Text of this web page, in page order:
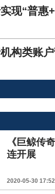
现“普惠
构类账
《巨鲸传
连开展
2020-05-30